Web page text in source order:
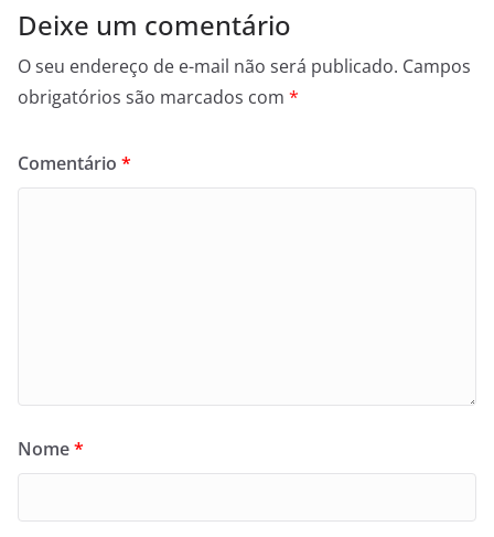
Deixe um comentário
O seu endereço de e-mail não será publicado. Campos
obrigatórios são marcados com *
Comentário *
Nome*